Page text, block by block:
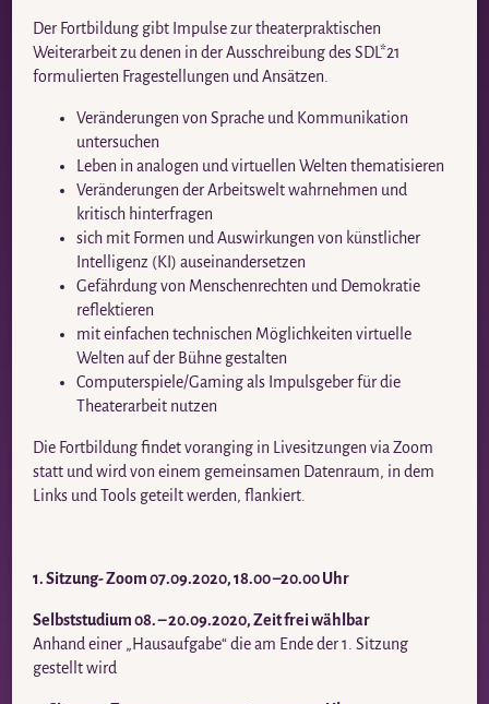
Der Fortbildung gibt Impulse zur theaterpraktischen
Weiterarbeit zu denen in der Ausschreibung des SDL*21
formulierten Fragestellungen und Ansätzen.
Veränderungen von Sprache und Kommunikation
untersuchen
Leben in analogen und virtuellen Welten thematisieren
Veränderungen der Arbeitswelt wahrnehmen und
kritisch hinterfragen
sich mit Formen und Auswirkungen von künstlicher
Intelligenz (KI) auseinandersetzen
Gefährdung von Menschenrechten und Demokratie
reflektieren
mit einfachen technischen Möglichkeiten virtuelle
Welten auf der Bühne gestalten
Computerspiele/Gaming als Impulsgeber für die
Theaterarbeit nutzen
Die Fortbildung findet voranging in Livesitzungen via Zoom
statt und wird von einem gemeinsamen Datenraum, in dem
Links und Tools geteilt werden, flankiert.
1. Sitzung- Zoom 07.09.2020,18.00 –20.00 Uhr
Selbststudium 08. – 20.09.2020, Zeit frei wählbar
Anhand einer „Hausaufgabe“ die am Ende der 1. Sitzung
gestellt wird